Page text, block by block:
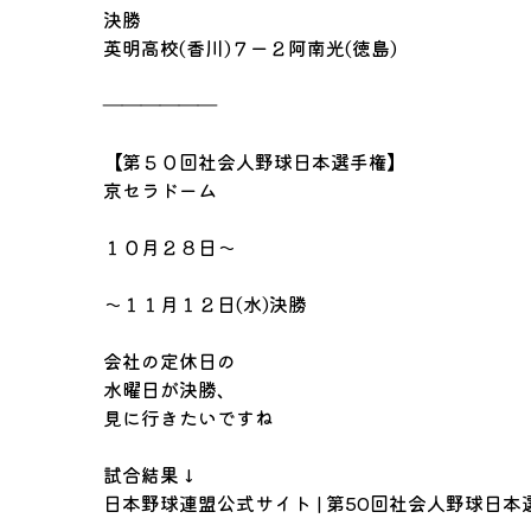
決勝
英明高校(香川)７ー２阿南光(徳島)
――――――
【第５０回社会人野球日本選手権】
京セラドーム
１０月２８日～
～１１月１２日(水)決勝
会社の定休日の
水曜日が決勝、
見に行きたいですね
試合結果↓
日本野球連盟公式サイト | 第50回社会人野球日本